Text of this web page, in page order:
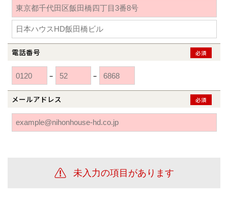
電話番号 必須
– –
メールアドレス 必須